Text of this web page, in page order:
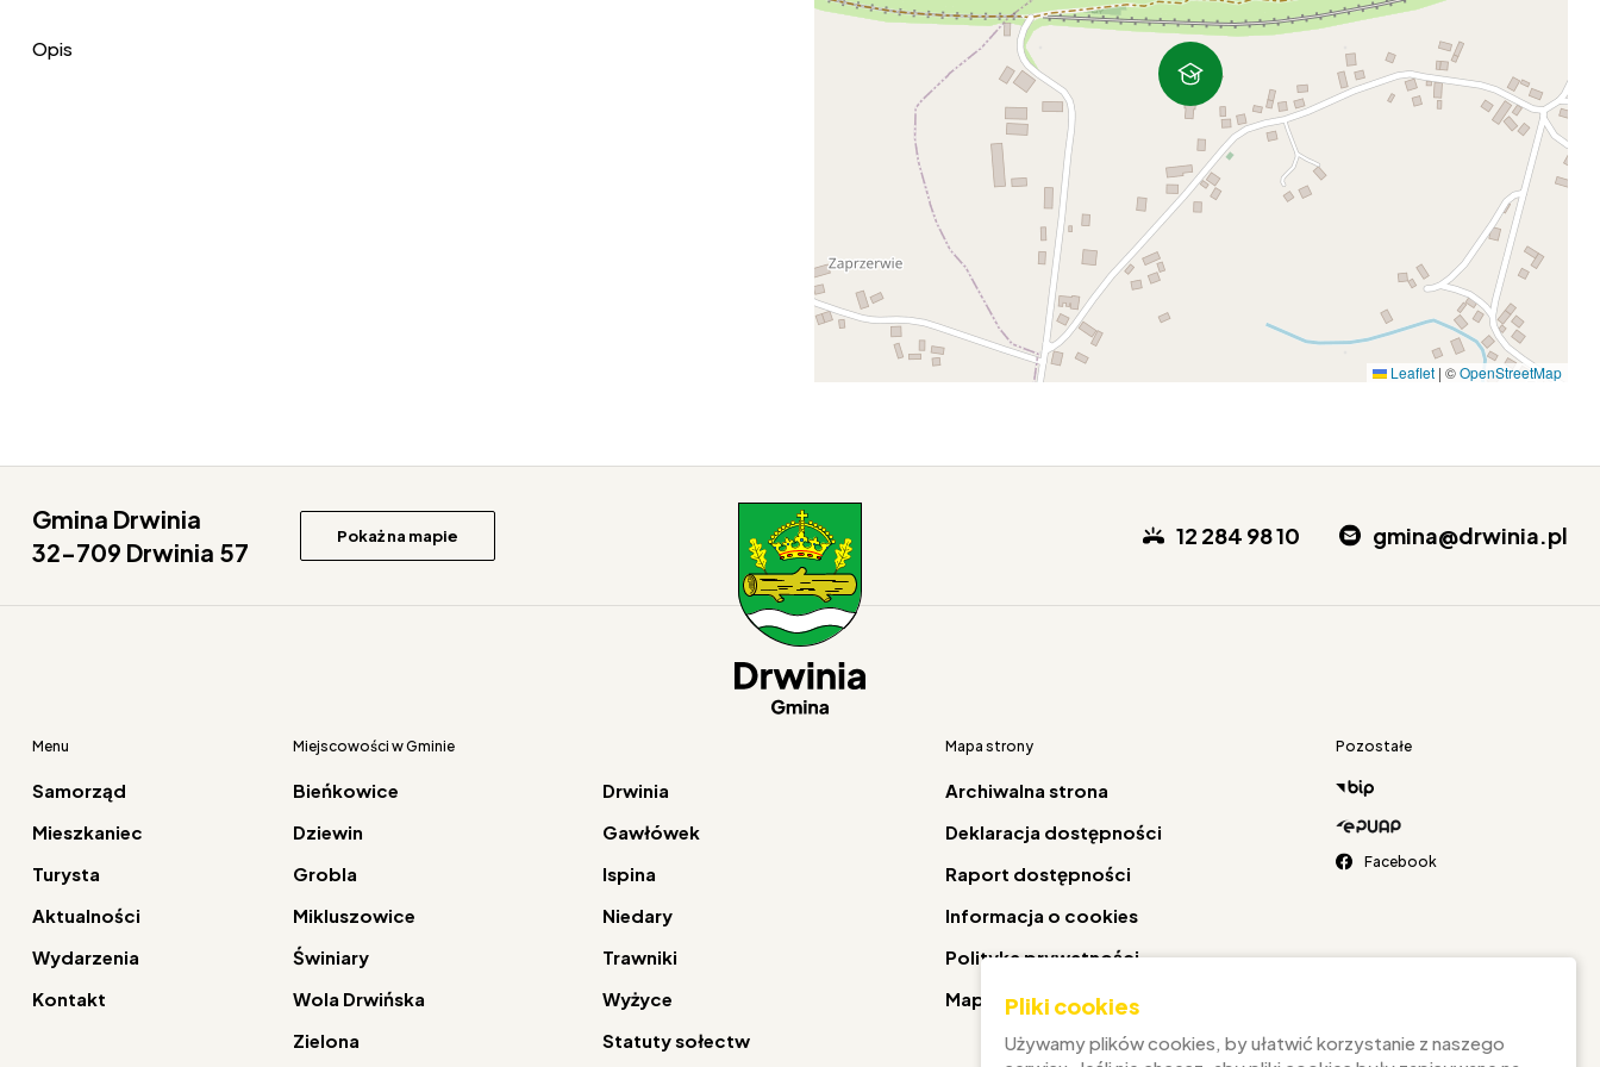
Opis
Leaflet | ©OpenStreetMap
Gmina Drwinia
32-709 Drwinia 57
Pokaż na mapie 12 284 98 10 gmina@drwinia.pl
Menu
Samorząd
Mieszkaniec
Turysta
Aktualności
Wydarzenia
Kontakt
Miejscowości w Gminie
Bieńkowice
Drwinia
Dziewin
Gawłówek
Grobla
Ispina
Mikluszowice
Niedary
Świniary
Trawniki
Wola Drwińska
Wyżyce
Zielona
Statuty sołectw
Mapa strony
Archiwalna strona
Deklaracja dostępności
Raport dostępności
Informacja o cookies
Polityka prywatności
Mapa strony
Pozostałe
Facebook
Pliki cookies
Używamy plików cookies, by ułatwić korzystanie z naszego